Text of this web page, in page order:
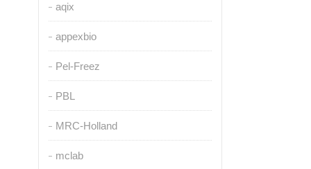
aqix
appexbio
Pel-Freez
PBL
MRC-Holland
mclab